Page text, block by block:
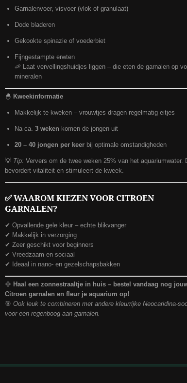
Garnalenvoer, visvoer (vlok of granulaat)
Dode bladeren
Gekookte spinazie of voederbiet
Fijngestampte erwten
🦐 Laat vervellingshuidjes liggen – die eten de garnalen op
mineralen
🐣 Kweekinformatie
Makkelijk te kweken – vrouwtjes dragen regelmatig eitjes
Na ca. 3 weken komen de jongen uit
20 – 40 jongen per keerbij optimale omstandigheden
💡 Tip: Ververs om de twee weken 25% van het aquariumwater.
bevordert vitaliteit en stimuleert de kweek.
✅WAAROM KIEZEN VOOR CITROEN
GARNALEN?
✔ Opvallende gele kleur – echte blikvanger
✔ Makkelijk in verzorging
✔ Zeer geschikt voor beginners
✔ Vreedzaam en sociaal
✔ Ideaal in nano- en gezelschapsbakken
🌞 Haal een zonnestraaltje in huis – bestel vandaag nog
Citroen garnalen en fleur je aquarium op!
🎯 Ook leuk te combineren met andere kleurrijke Neocaridina-
voor een regenboog aan garnalen.